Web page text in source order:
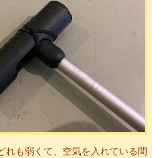
れも弱くて、空気を入れている間